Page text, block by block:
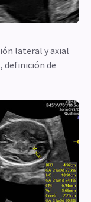
lateral y axial
definición de